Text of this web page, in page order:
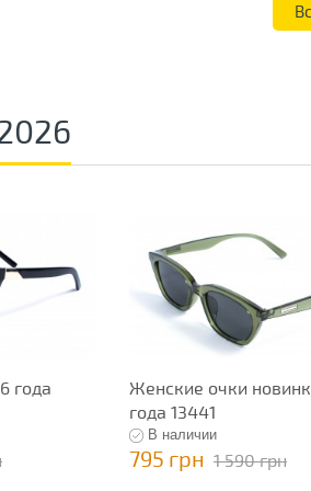
года
Женские очки
года 13441
В наличии
795 грн 1 590 грн